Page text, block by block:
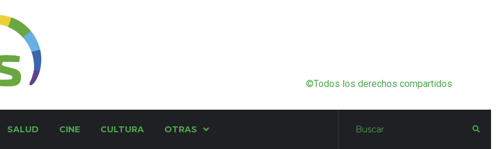
©Todos los derechos compartidos
SALUD CINE CULTURA OTRAS